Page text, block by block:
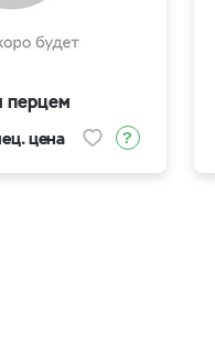
перцем
цена